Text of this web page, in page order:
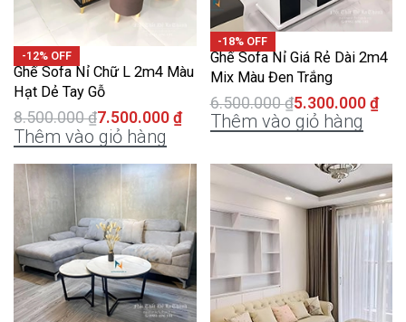
-12% OFF
Ghế Sofa Nỉ Chữ L 2m4 Màu
Hạt Dẻ Tay Gỗ
8.500.000₫7.500.000 ₫
Thêm vào giỏ hàng
-18% OFF
Ghế Sofa Nỉ Giá Rẻ Dài 2m4
Mix Màu Đen Trắng
6.500.000₫5.300.000 ₫
Thêm vào giỏ hàng